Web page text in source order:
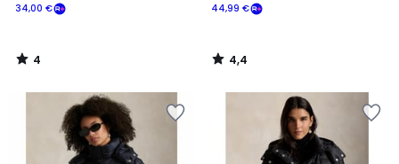
34,00 €
4
/
44,99 €
4,4
/